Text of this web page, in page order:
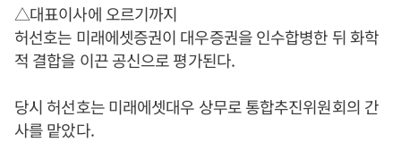
△대표이사에 오르기까지
허선호는 미래에셋증권이 대우증권을 인수합병한 뒤 화학
적 결합을 이끈 공신으로 평가된다.
당시 허선호는 미래에셋대우 상무로 통합추진위원회의 간
사를 맡았다.